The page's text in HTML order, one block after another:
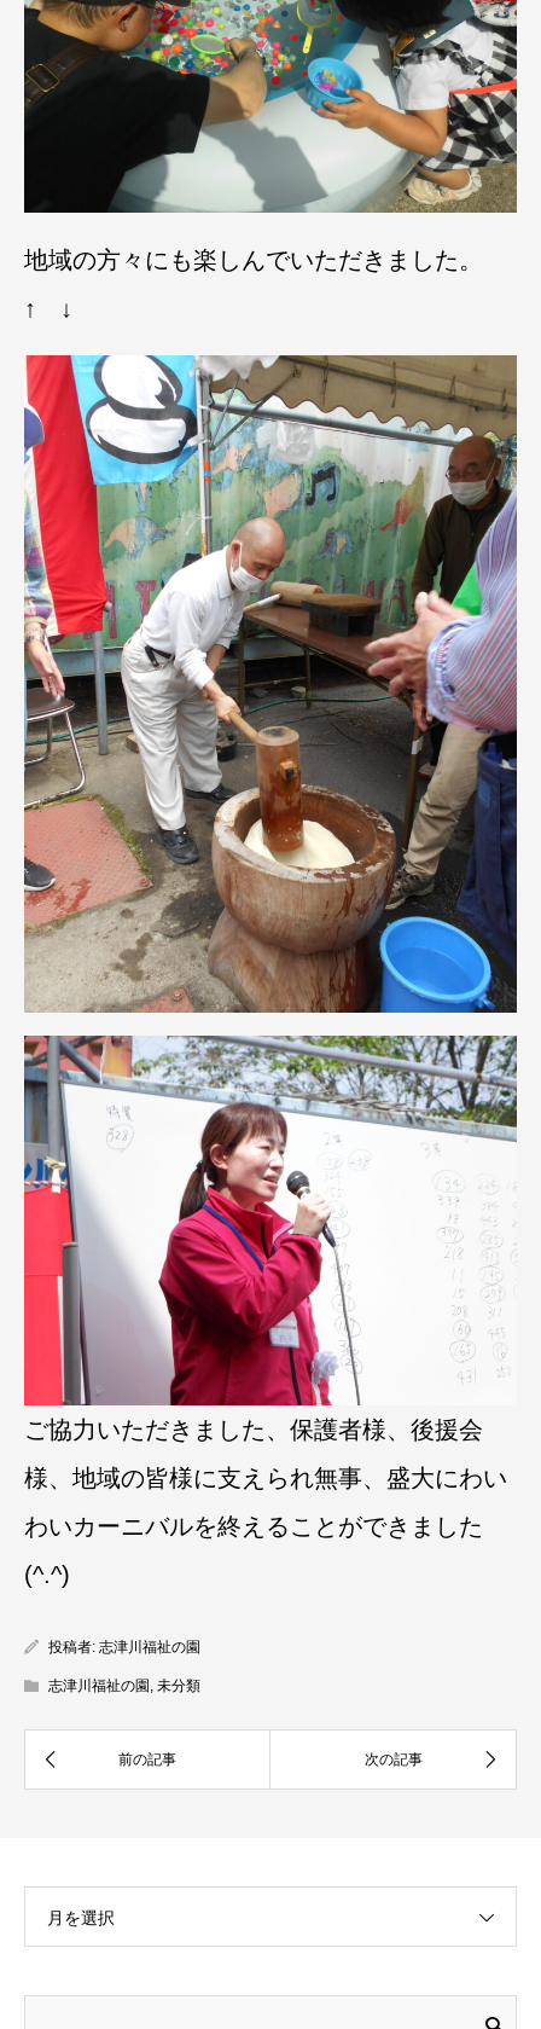
地域の方々にも楽しんでいただきました。
↑ ↓
ご協力いただきました、保護者様、後援会
様、地域の皆様に支えられ無事、盛大にわい
わいカーニバルを終えることができました
(^.^)
投稿者: 志津川福祉の園
志津川福祉の園 未分類
月を選択